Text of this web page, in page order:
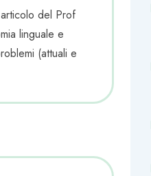
del Prof
linguale e
(attuali e